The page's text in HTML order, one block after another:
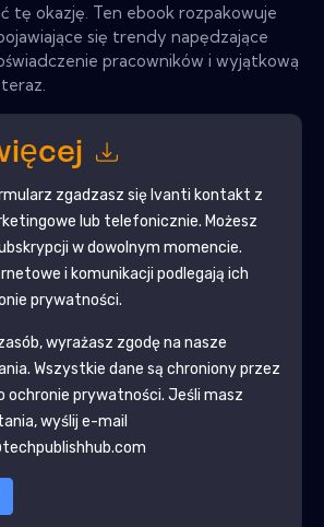
tę okazję. Ten ebook rozpakowuje
się trendy napędzające
pracowników i wyjątkową
zgadzasz się Ivanti kontakt z
lub telefonicznie. Możesz
w dowolnym momencie.
i komunikacji podlegają ich
prywatności.
wyrażasz zgodę na nasze
Wszystkie dane są chroniony przez
ochronie prywatności. Jeśli masz
wyślij e-mail